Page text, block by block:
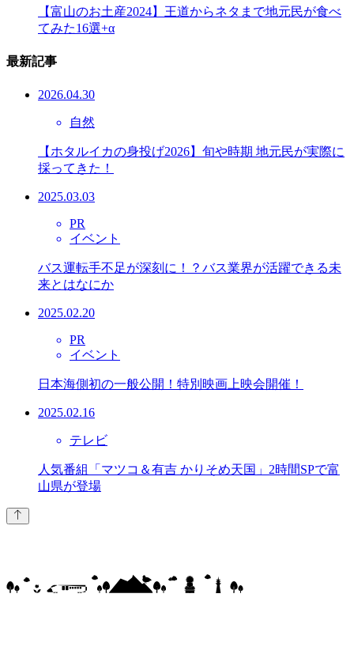
【富山のお土産2024】王道からネタまで地元民が食べ
てみた16選+α
最新記事
2026.04.30
自然
【ホタルイカの身投げ2026】旬や時期 地元民が実際に
採ってきた！
2025.03.03
PR
イベント
バス運転手不足が深刻に！？バス業界が活躍できる未
来とはなにか
2025.02.20
PR
イベント
日本海側初の一般公開！特別映画上映会開催！
2025.02.16
テレビ
人気番組「マツコ＆有吉 かりそめ天国」2時間SPで富
山県が登場